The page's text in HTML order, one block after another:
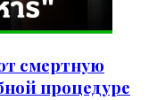
смертную
процедуре